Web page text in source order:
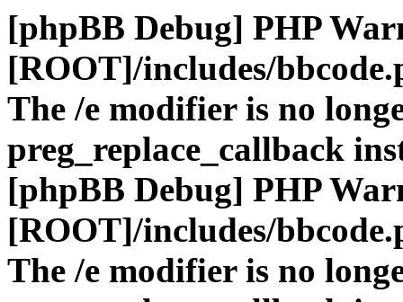
[phpBB Debug] PHP
[ROOT]/includes/
The /e modifier is no
preg_replace_callback
[phpBB Debug] PHP
[ROOT]/includes/
The /e modifier is no